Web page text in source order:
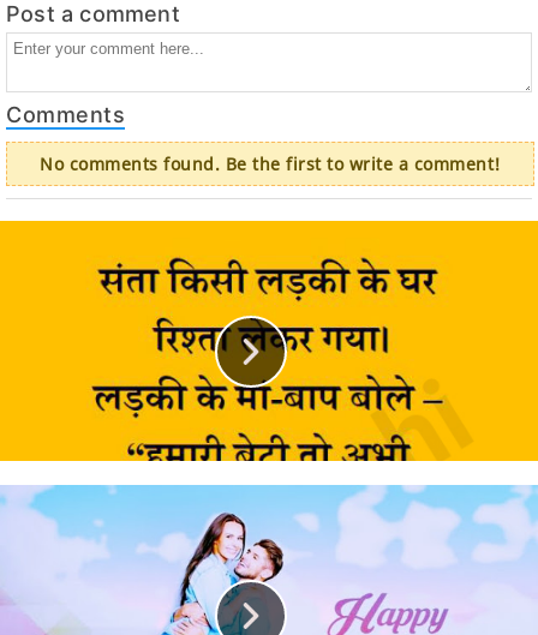
Post a comment
Comments
No comments found. Be the first to write a comment!